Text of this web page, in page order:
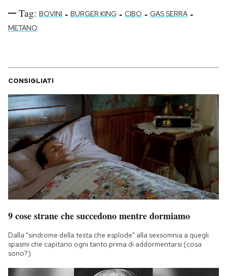
Tag: BOVINI - BURGER KING - CIBO - GAS SERRA -
METANO
CONSIGLIATI
9 cose strane che succedono mentre dormiamo
Dalla "sindrome della testa che esplode" alla sexsomnia a quegli
spasmi che capitano ogni tanto prima di addormentarsi (cosa
sono?)